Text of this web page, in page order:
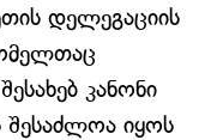
დელეგაციის
კანონი
იყოს